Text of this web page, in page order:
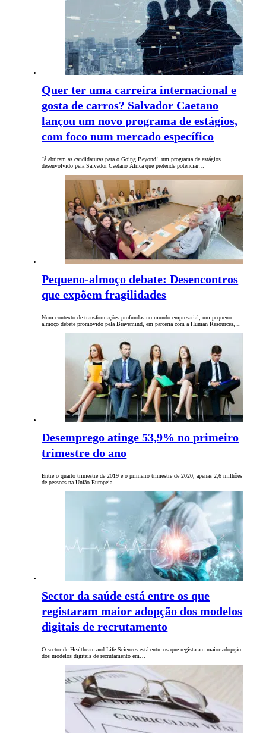
Quer ter uma carreira internacional e
gosta de carros? Salvador Caetano
lançou um novo programa de estágios,
com foco num mercado específico
Já abriram as candidaturas para o Going Beyond!, um programa de estágios
desenvolvido pela Salvador Caetano África que pretende potenciar…
Pequeno-almoço debate: Desencontros
que expõem fragilidades
Num contexto de transformações profundas no mundo empresarial, um pequeno-
almoço debate promovido pela Bravemind, em parceria com a Human Resources,…
Desemprego atinge 53,9% no primeiro
trimestre do ano
Entre o quarto trimestre de 2019 e o primeiro trimestre de 2020, apenas 2,6 milhões
de pessoas na União Europeia…
Sector da saúde está entre os que
registaram maior adopção dos modelos
digitais de recrutamento
O sector de Healthcare and Life Sciences está entre os que registaram maior adopção
dos modelos digitais de recrutamento em…